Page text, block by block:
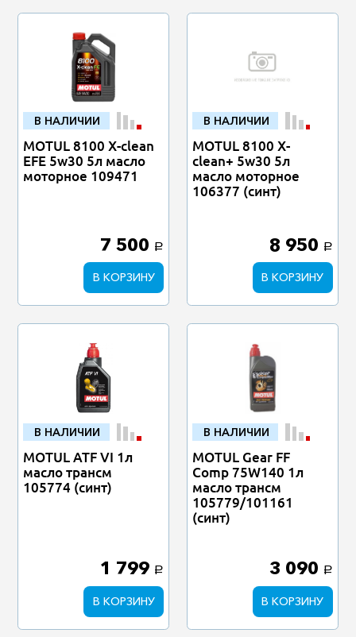
В НАЛИЧИИ
MOTUL 8100 X-clean
EFE 5w30 5л масло
моторное 109471
7 500 a
В КОРЗИНУ
В НАЛИЧИИ
MOTUL 8100 X-
clean+ 5w30 5л
масло моторное
106377 (синт)
8 950 a
В КОРЗИНУ
В НАЛИЧИИ
MOTUL ATF VI 1л
масло трансм
105774 (синт)
1 799 a
В КОРЗИНУ
В НАЛИЧИИ
MOTUL Gear FF
Comp 75W140 1л
масло трансм
105779/101161
(синт)
3 090 a
В КОРЗИНУ